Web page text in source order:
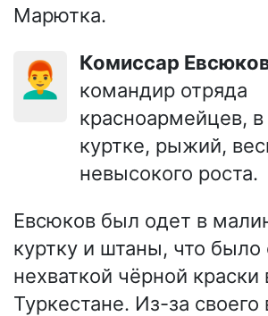
Марютка.
👨‍🦰 Комиссар
командир отряда
красноармейцев,
куртке, рыжий,
невысокого роста.
Евсюков был одет в
куртку и штаны, что было
нехваткой чёрной краски
Туркестане. Из-за своего